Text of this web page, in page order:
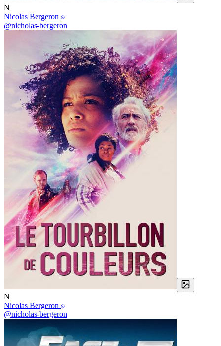
N
Nicolas Bergeron
@nicholas-bergeron
N
Nicolas Bergeron
@nicholas-bergeron